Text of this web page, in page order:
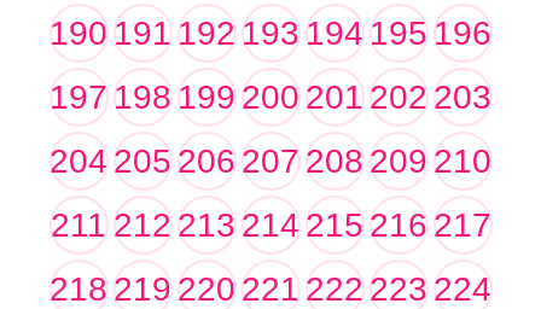
190191192193194195196
197198199200201202203
204205206207208209210
211212213214215216217
218219220221222223224